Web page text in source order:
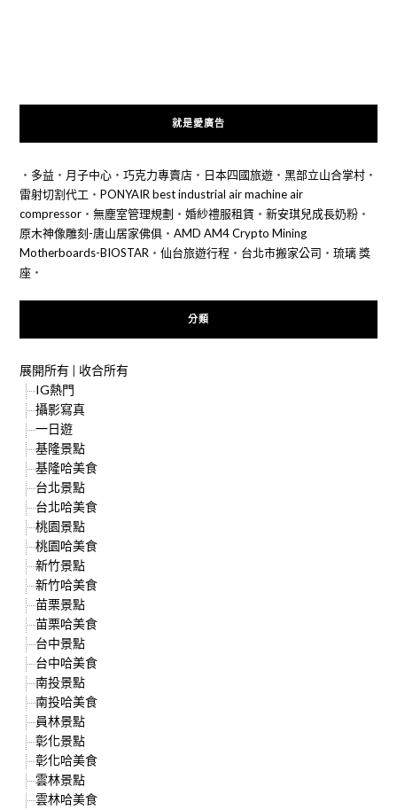
就是愛廣告
‧ 多益‧ 月子中心‧ 巧克力專賣店‧ 日本四國旅遊‧ 黑部立山合掌村‧
雷射切割代工 ‧ PONYAIR best industrial air machine air
compressor‧ 無塵室管理規劃 ‧ 婚紗禮服租賃‧ 新安琪兒成長奶粉‧
原木神像雕刻-唐山居家佛俱‧ AMD AM4 Crypto Mining
Motherboards-BIOSTAR ‧ 仙台旅遊行程 ‧ 台北市搬家公司 ‧ 琉璃 獎
座‧
分類
展開所有| 收合所有
IG熱門
攝影寫真
一日遊
基隆景點
基隆哈美食
台北景點
台北哈美食
桃園景點
桃園哈美食
新竹景點
新竹哈美食
苗栗景點
苗栗哈美食
台中景點
台中哈美食
南投景點
南投哈美食
員林景點
彰化景點
彰化哈美食
雲林景點
雲林哈美食